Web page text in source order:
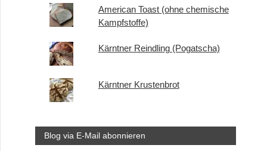
American Toast (ohne chemische
Kampfstoffe)
Kärntner Reindling (Pogatscha)
Kärntner Krustenbrot
Blog via E-Mail abonnieren